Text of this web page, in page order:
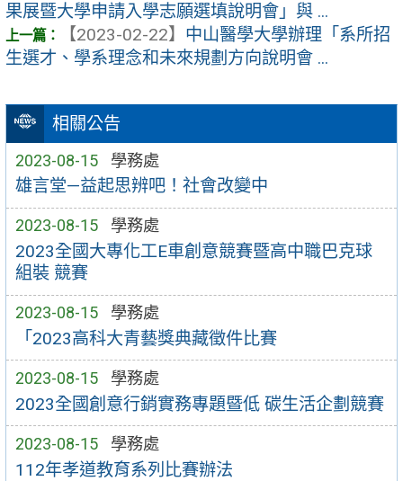
相關公告
2023-08-15 學務處
雄言堂—益起思辨吧！社會改變中
2023-08-15 學務處
2023全國大專化工E車創意競賽暨高中職巴克球
組裝 競賽
2023-08-15 學務處
「2023高科大青藝獎典藏徵件比賽
2023-08-15 學務處
2023全國創意行銷實務專題暨低 碳生活企劃競賽
2023-08-15 學務處
112年孝道教育系列比賽辦法
果展暨大學申請入學志願選填說明會」與 ...
【2023-02-22】 中山醫學大學辦理「系所招
生選才、學系理念和未來規劃方向說明會 ...